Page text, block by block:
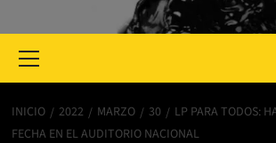
Menu
INICIO 2022 MARZO 30
LP PARA TODOS:
FECHA EN EL AUDITORIO NACIONAL